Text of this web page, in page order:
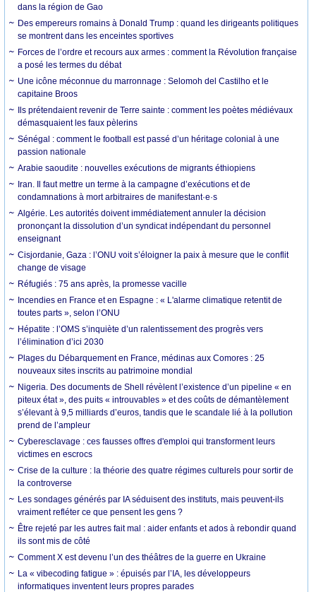
dans la région de Gao
Des empereurs romains à Donald Trump : quand les dirigeants politiques
se montrent dans les enceintes sportives
Forces de l’ordre et recours aux armes : comment la Révolution française
a posé les termes du débat
Une icône méconnue du marronnage : Selomoh del Castilho et le
capitaine Broos
Ils prétendaient revenir de Terre sainte : comment les poètes médiévaux
démasquaient les faux pèlerins
Sénégal : comment le football est passé d’un héritage colonial à une
passion nationale
Arabie saoudite : nouvelles exécutions de migrants éthiopiens
Iran. Il faut mettre un terme à la campagne d’exécutions et de
condamnations à mort arbitraires de manifestant·e·s
Algérie. Les autorités doivent immédiatement annuler la décision
prononçant la dissolution d’un syndicat indépendant du personnel
enseignant
Cisjordanie, Gaza : l’ONU voit s’éloigner la paix à mesure que le conflit
change de visage
Réfugiés : 75 ans après, la promesse vacille
Incendies en France et en Espagne : « L'alarme climatique retentit de
toutes parts », selon l’ONU
Hépatite : l’OMS s’inquiète d’un ralentissement des progrès vers
l’élimination d’ici 2030
Plages du Débarquement en France, médinas aux Comores : 25
nouveaux sites inscrits au patrimoine mondial
Nigeria. Des documents de Shell révèlent l’existence d’un pipeline « en
piteux état », des puits « introuvables » et des coûts de démantèlement
s’élevant à 9,5 milliards d’euros, tandis que le scandale lié à la pollution
prend de l’ampleur
Cyberesclavage : ces fausses offres d'emploi qui transforment leurs
victimes en escrocs
Crise de la culture : la théorie des quatre régimes culturels pour sortir de
la controverse
Les sondages générés par IA séduisent des instituts, mais peuvent-ils
vraiment refléter ce que pensent les gens ?
Être rejeté par les autres fait mal : aider enfants et ados à rebondir quand
ils sont mis de côté
Comment X est devenu l’un des théâtres de la guerre en Ukraine
La « vibecoding fatigue » : épuisés par l’IA, les développeurs
informatiques inventent leurs propres parades